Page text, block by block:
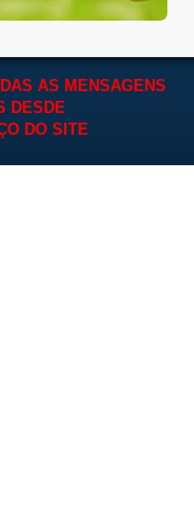
AS MENSAGENS
DESDE
DO SITE